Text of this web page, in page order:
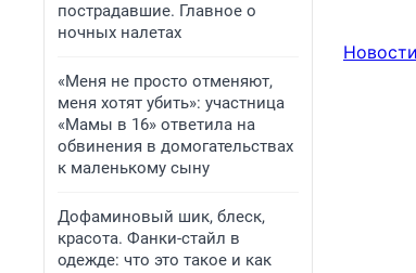
пострадавшие. Главное о
ночных налетах
«Меня не просто отменяют,
меня хотят убить»: участница
«Мамы в 16» ответила на
обвинения в домогательствах
к маленькому сыну
Дофаминовый шик, блеск,
красота. Фанки-стайл в
одежде: что это такое и как